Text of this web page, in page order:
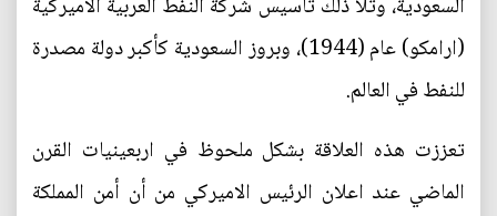
السعودية، وتلا ذلك تأسيس شركة النفط العربية الاميركية
(ارامكو) عام (1944)، وبروز السعودية كأكبر دولة مصدرة
للنفط في العالم.
تعززت هذه العلاقة بشكل ملحوظ في اربعينيات القرن
الماضي عند اعلان الرئيس الاميركي من أن أمن المملكة